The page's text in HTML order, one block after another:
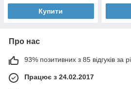
Купити
Про нас
93% позитивних з 85 відгуків за
Працює з 24.02.2017